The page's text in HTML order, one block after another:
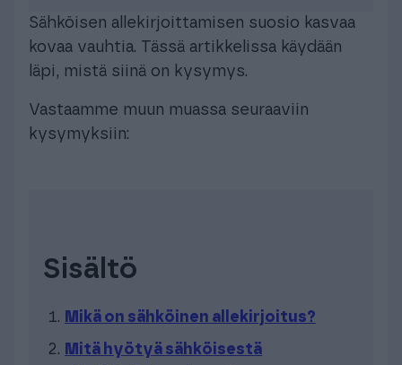
Sähköisen allekirjoittamisen suosio kasvaa
kovaa vauhtia. Tässä artikkelissa käydään
läpi, mistä siinä on kysymys.
Vastaamme muun muassa seuraaviin
kysymyksiin:
Sisältö
Mikä on sähköinen allekirjoitus?
Mitä hyötyä sähköisestä